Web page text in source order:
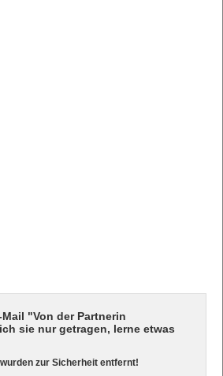
"Von der Partnerin
sie nur getragen, lerne etwas
zur Sicherheit entfernt!